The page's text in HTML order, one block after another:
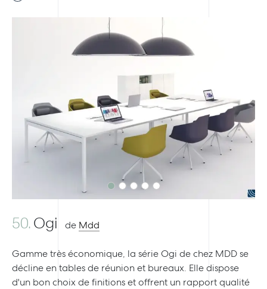
Previous Next
50.Ogi de Mdd
Gamme très économique, la série Ogi de chez MDD se
décline en tables de réunion et bureaux. Elle dispose
d'un bon choix de finitions et offrent un rapport qualité